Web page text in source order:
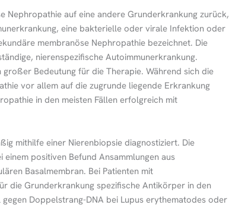
Nephropathie auf eine andere Grunderkrankung zurück,
eine bakterielle oder virale Infektion oder
membranöse Nephropathie bezeichnet. Die
nierenspezifische Autoimmunerkrankung.
Bedeutung für die Therapie. Während sich die
vor allem auf die zugrunde liegende Erkrankung
in den meisten Fällen erfolgreich mit
mithilfe einer Nierenbiopsie diagnostiziert. Die
positiven Befund Ansammlungen aus
Basalmembran. Bei Patienten mit
die Grunderkrankung spezifische Antikörper in den
Doppelstrang-DNA bei Lupus erythematodes oder